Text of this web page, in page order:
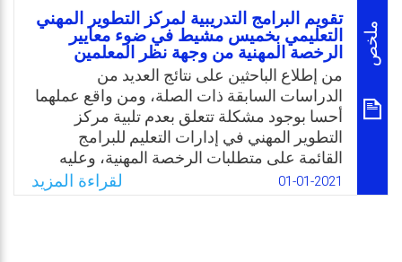
ملخص
تقويم البرامج التدريبية لمركز التطوير المهني
التعليمي بخميس مشيط في ضوء معايير
الرخصة المهنية من وجهة نظر المعلمين
من إطلاع الباحثين على نتائج العديد من
الدراسات السابقة ذات الصلة، ومن واقع عملهما
أحسا بوجود مشكلة تتعلق بعدم تلبية مركز
التطوير المهني في إدارات التعليم للبرامج
القائمة على متطلبات الرخصة المهنية، وعليه
قاما بإجراء هذه الدراسة لمعرفة الاحتياجات
التدريبية القائمة على متطلبات الرخصة المهنية
01-01-2021 لقراءة المزيد